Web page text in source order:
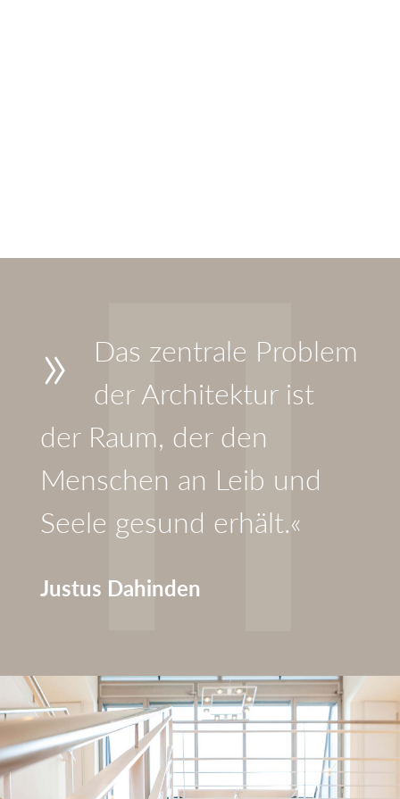
»
Das zentrale Problem
der Architektur ist
der Raum, der den
Menschen an Leib und
Seele gesund erhält.«
Justus Dahinden